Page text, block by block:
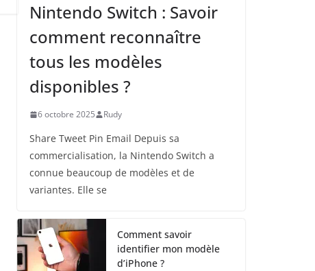
Nintendo Switch : Savoir
comment reconnaître
tous les modèles
disponibles ?
6 octobre 2025 Rudy
Share Tweet Pin Email Depuis sa
commercialisation, la Nintendo Switch a
connue beaucoup de modèles et de
variantes. Elle se
Comment savoir
identifier mon modèle
d’iPhone ?